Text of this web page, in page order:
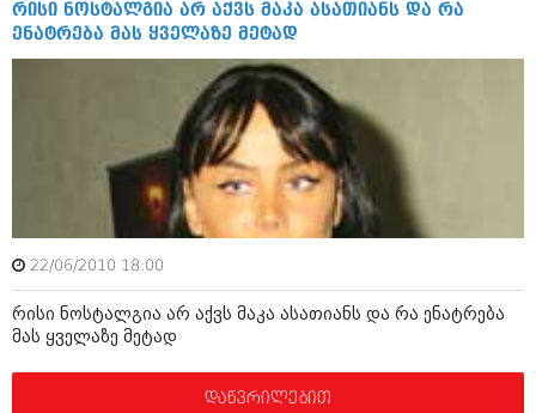
მარტი 2015 (365)
თებერვალი 2015 (286)
იანვარი 2015 (247)
დეკემბერი 2014 (342)
ნოემბერი 2014 (290)
ოქტომბერი 2014 (292)
სექტემბერი 2014 (394)
აგვისტო 2014 (248)
ივლისი 2014 (313)
ივნისი 2014 (366)
მაისი 2014 (313)
მარტი 2014 (413)
თებერვალი 2014 (318)
ნოემბერი 2013 (279)
რისი ნოსტალგია არ აქვს მაკა ასათიანს და რა
ენატრება მას ყველაზე მეტად
22/06/2010 18:00
რისი ნოსტალგია არ აქვს მაკა ასათიანს და რა ენატრება
მას ყველაზე მეტად
დაწვრილებით